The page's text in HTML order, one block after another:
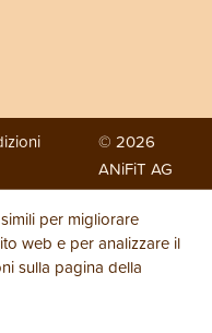
© 2026
ANiFiT AG
per migliorare
web e per analizzare il
sulla pagina della